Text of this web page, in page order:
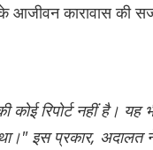
कारावास की सजा
कोई रिपोर्ट नहीं है।
इस प्रकार, अदालत